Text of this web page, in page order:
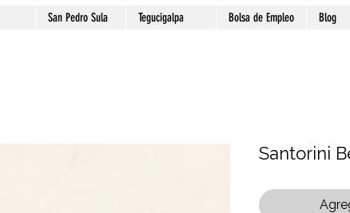
San Pedro Sula Tegucigalpa Bolsa de Empleo Blog
Santorini